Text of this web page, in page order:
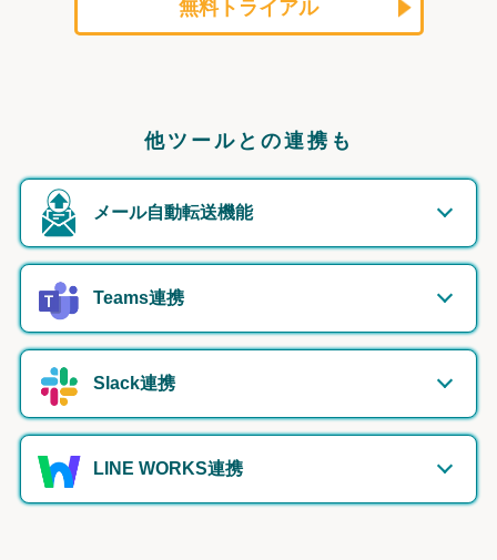
無料トライアル
他ツールとの連携も
メール自動転送機能
Teams連携
Slack連携
LINE WORKS連携